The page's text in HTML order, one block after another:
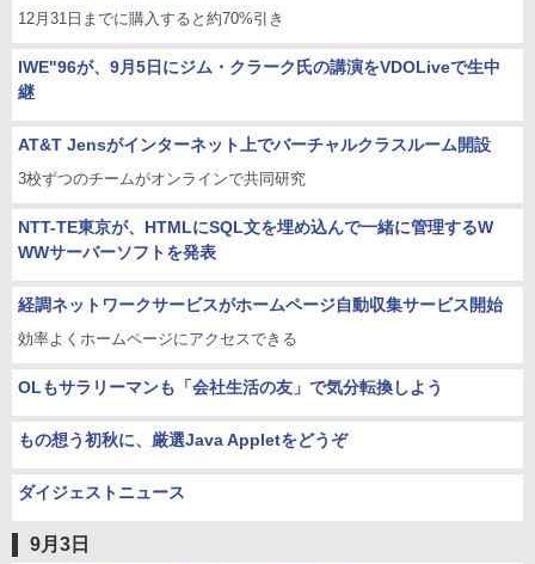
12月31日までに購入すると約70%引き
IWE"96が、9月5日にジム・クラーク氏の講演をVDOLiveで生中
継
AT&T Jensがインターネット上でバーチャルクラスルーム開設
3校ずつのチームがオンラインで共同研究
NTT-TE東京が、HTMLにSQL文を埋め込んで一緒に管理するW
WWサーバーソフトを発表
経調ネットワークサービスがホームページ自動収集サービス開始
効率よくホームページにアクセスできる
OLもサラリーマンも「会社生活の友」で気分転換しよう
もの想う初秋に、厳選Java Appletをどうぞ
ダイジェストニュース
9月3日